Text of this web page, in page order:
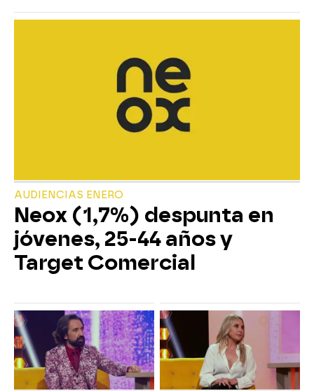
AUDIENCIAS ENERO
Neox (1,7%) despunta en
jóvenes, 25-44 años y
Target Comercial